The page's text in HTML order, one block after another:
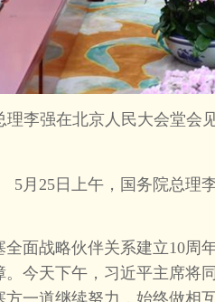
理李强在北京人民大会堂
25日上午，国务院总理李
战略伙伴关系建立10周
今天下午，习近平主席将
一道继续努力，始终做相